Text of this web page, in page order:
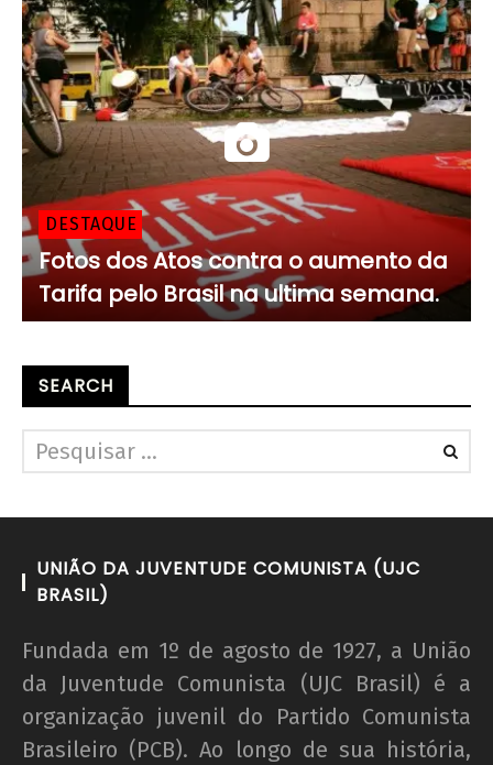
DESTAQUE
Fotos dos Atos contra o aumento da
Tarifa pelo Brasil na ultima semana.
SEARCH
UNIÃO DA JUVENTUDE COMUNISTA (UJC
BRASIL)
Fundada em 1º de agosto de 1927, a União
da Juventude Comunista (UJC Brasil) é a
organização juvenil do Partido Comunista
Brasileiro (PCB). Ao longo de sua história,